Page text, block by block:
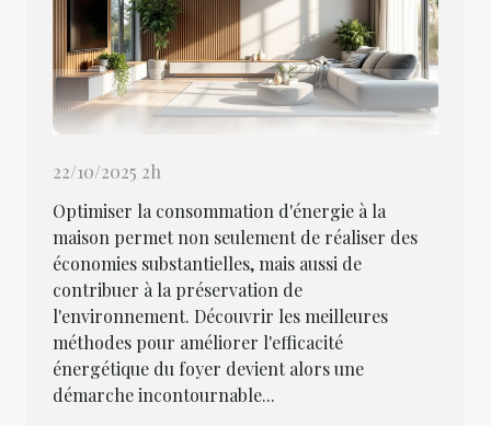
22/10/2025 2h
Optimiser la consommation d'énergie à la
maison permet non seulement de réaliser des
économies substantielles, mais aussi de
contribuer à la préservation de
l'environnement. Découvrir les meilleures
méthodes pour améliorer l'efficacité
énergétique du foyer devient alors une
démarche incontournable...